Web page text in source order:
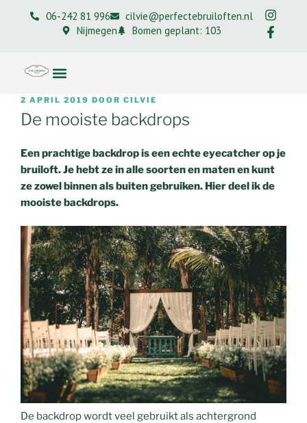
06-242 81 996
cilvie@perfectebruiloften.nl
Nijmegen
Bomen geplant: 103
2 APRIL 2019 DOOR CILVIE
De mooiste backdrops
Een prachtige backdrop is een echte eyecatcher op je
bruiloft. Je hebt ze in alle soorten en maten en kunt
ze zowel binnen als buiten gebruiken. Hier deel ik de
mooiste backdrops.
De backdrop wordt veel gebruikt als achtergrond